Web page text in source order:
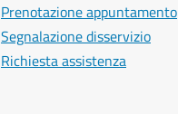
Prenotazione appuntamento
Segnalazione disservizio
Richiesta assistenza